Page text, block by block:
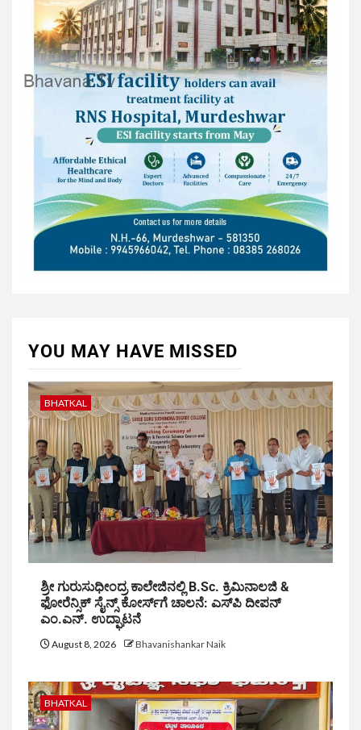
YOU MAY HAVE MISSED
BHATKAL
ಶ್ರೀ ಗುರುಸುಧೀಂದ್ರ ಕಾಲೇಜಿನಲ್ಲಿ B.Sc. ಕ್ರಿಮಿನಾಲಜಿ &
ಫೋರೆನ್ಸಿಕ್ ಸೈನ್ಸ್ ಕೋರ್ಸ್‌ಗೆ ಚಾಲನೆ: ಎಸ್‌ಪಿ ದೀಪನ್
ಎಂ.ಎನ್. ಉದ್ಘಾಟನೆ
August 8, 2026 Bhavanishankar Naik
BHATKAL